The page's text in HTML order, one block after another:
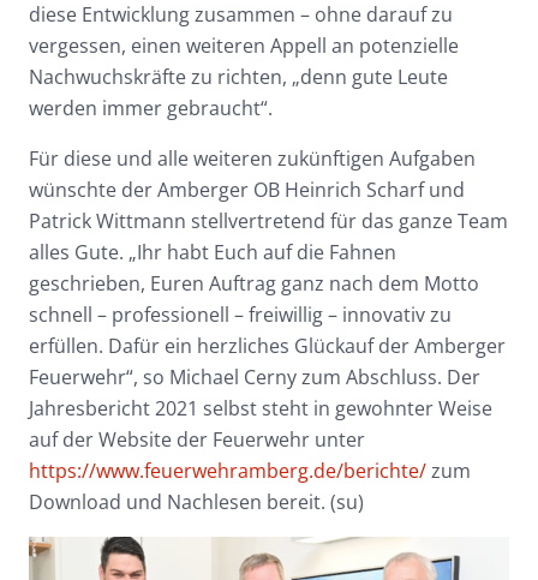
diese Entwicklung zusammen – ohne darauf zu
vergessen, einen weiteren Appell an potenzielle
Nachwuchskräfte zu richten, „denn gute Leute
werden immer gebraucht“.
Für diese und alle weiteren zukünftigen Aufgaben
wünschte der Amberger OB Heinrich Scharf und
Patrick Wittmann stellvertretend für das ganze Team
alles Gute. „Ihr habt Euch auf die Fahnen
geschrieben, Euren Auftrag ganz nach dem Motto
schnell – professionell – freiwillig – innovativ zu
erfüllen. Dafür ein herzliches Glückauf der Amberger
Feuerwehr“, so Michael Cerny zum Abschluss. Der
Jahresbericht 2021 selbst steht in gewohnter Weise
auf der Website der Feuerwehr unter
https://www.feuerwehramberg.de/berichte/zum
Download und Nachlesen bereit. (su)